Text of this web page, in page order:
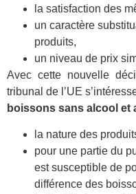
la satisfaction des
un caractère
produits,
un niveau de prix
Avec cette nouvelle
tribunal de l’UE
boissons sans alcool et
la nature des
pour une partie du
est susceptible de
différence des